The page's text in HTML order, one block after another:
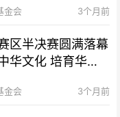
金会 3个月前
区半决赛圆满落幕
华文化 培育华裔
金会 3个月前